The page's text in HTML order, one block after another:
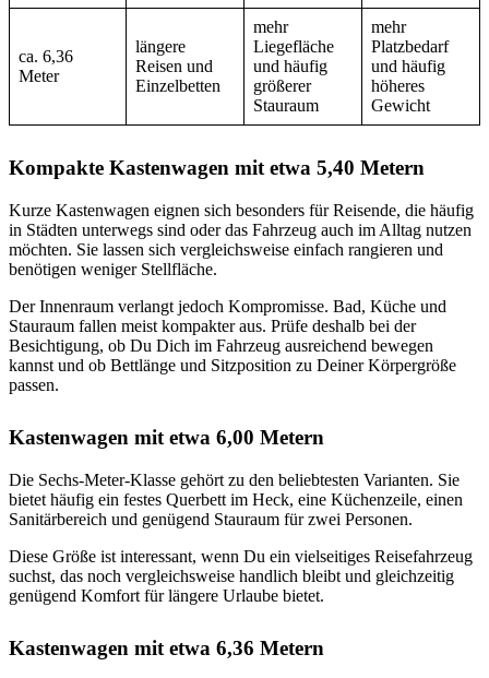
ca. 6,36
Meter
längere
Reisen und
Einzelbetten
mehr
Liegefläche
und häufig
größerer
Stauraum
mehr
Platzbedarf
und häufig
höheres
Gewicht
Kompakte Kastenwagen mit etwa 5,40 Metern
Kurze Kastenwagen eignen sich besonders für Reisende, die häufig
in Städten unterwegs sind oder das Fahrzeug auch im Alltag nutzen
möchten. Sie lassen sich vergleichsweise einfach rangieren und
benötigen weniger Stellfläche.
Der Innenraum verlangt jedoch Kompromisse. Bad, Küche und
Stauraum fallen meist kompakter aus. Prüfe deshalb bei der
Besichtigung, ob Du Dich im Fahrzeug ausreichend bewegen
kannst und ob Bettlänge und Sitzposition zu Deiner Körpergröße
passen.
Kastenwagen mit etwa 6,00 Metern
Die Sechs-Meter-Klasse gehört zu den beliebtesten Varianten. Sie
bietet häufig ein festes Querbett im Heck, eine Küchenzeile, einen
Sanitärbereich und genügend Stauraum für zwei Personen.
Diese Größe ist interessant, wenn Du ein vielseitiges Reisefahrzeug
suchst, das noch vergleichsweise handlich bleibt und gleichzeitig
genügend Komfort für längere Urlaube bietet.
Kastenwagen mit etwa 6,36 Metern